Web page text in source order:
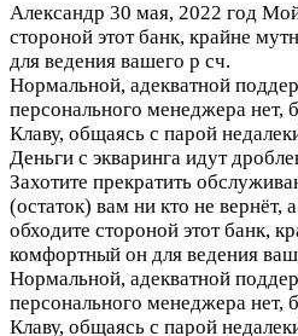
Александр 30 мая, 2022 год Мой
стороной этот банк, крайне
для ведения вашего р сч.
Нормальной, адекватной
персонального менеджера нет,
Клаву, общаясь с парой
Деньги с экваринга идут
Захотите прекратить
(остаток) вам ни кто не вернёт,
обходите стороной этот банк,
комфортный он для ведения
Нормальной, адекватной
персонального менеджера нет,
Клаву, общаясь с парой